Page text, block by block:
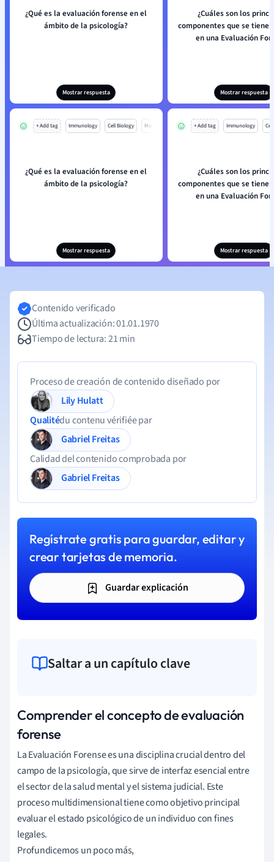
¿Qué es la evaluación forense en el
ámbito de la psicología?
Mostrar respuesta
¿Cuáles son los
componentes que se
en una Evaluación
Mostrar respuesta
+ Add tag Immunology Cell Biology Mo
¿Qué es la evaluación forense en el
ámbito de la psicología?
Mostrar respuesta
+ Add tag Immunology
¿Cuáles son los
componentes que se
en una Evaluación
Mostrar respuesta
Contenido verificado
Última actualización: 01.01.1970
Tiempo de lectura: 21 min
Proceso de creación de contenido diseñado por
Lily Hulatt
Qualitédu contenu vérifiée par
Gabriel Freitas
Calidad del contenido comprobada por
Gabriel Freitas
Regístrate gratis para guardar, editar y
crear tarjetas de memoria.
Guardar explicación
Saltar a un capítulo clave
Comprender el concepto de evaluación
forense
La Evaluación Forense es una disciplina crucial dentro del
campo de la psicología, que sirve de interfaz esencial entre
el sector de la salud mental y el sistema judicial. Este
proceso multidimensional tiene como objetivo principal
evaluar el estado psicológico de un individuo con fines
legales.
Profundicemos un poco más,